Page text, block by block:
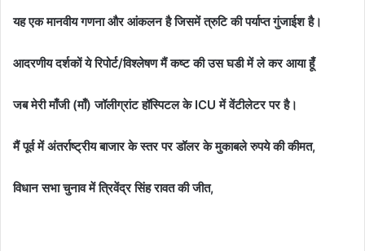
यह एक मानवीय गणना और आंकलन है जिसमें त्रुटि की पर्याप्त गुंजाईश है।
आदरणीय दर्शकों ये रिपोर्ट/विश्लेषण मैं कष्ट की उस घडी में ले कर आया हूँ
जब मेरी माँजी (माँ) जॉलीग्रांट हॉस्पिटल के ICU में वेंटीलेटर पर है।
मैं पूर्व में अंतर्राष्ट्रीय बाजार के स्तर पर डॉलर के मुकाबले रुपये की कीमत,
विधान सभा चुनाव में त्रिवेंद्र सिंह रावत की जीत,